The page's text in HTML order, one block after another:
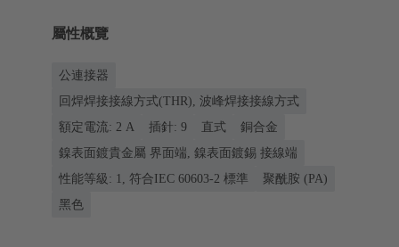
屬性概覽
公連接器
回焊焊接接線方式(THR), 波峰焊接接線方式
額定電流: ‌2 A
插針: 9 直式
銅合金
鎳表面鍍貴金屬 界面端, 鎳表面鍍錫 接線端
性能等級: 1, 符合IEC 60603-2 標準
聚酰胺 (PA)
黑色